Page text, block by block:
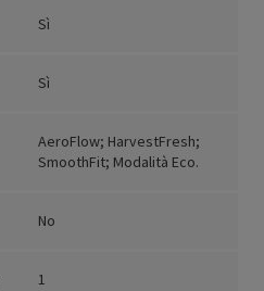
Sì
Sì
AeroFlow; HarvestFresh;
SmoothFit; Modalità Eco.
No
1